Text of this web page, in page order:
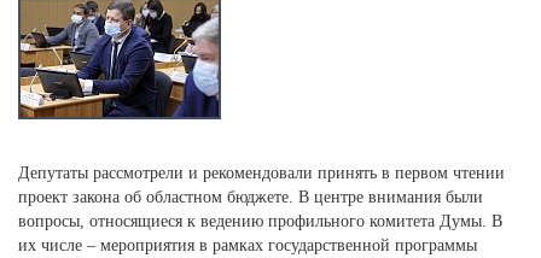
Депутаты рассмотрели и рекомендовали принять в первом чтении
проект закона об областном бюджете. В центре внимания были
вопросы, относящиеся к ведению профильного комитета Думы. В
их числе – мероприятия в рамках государственной программы